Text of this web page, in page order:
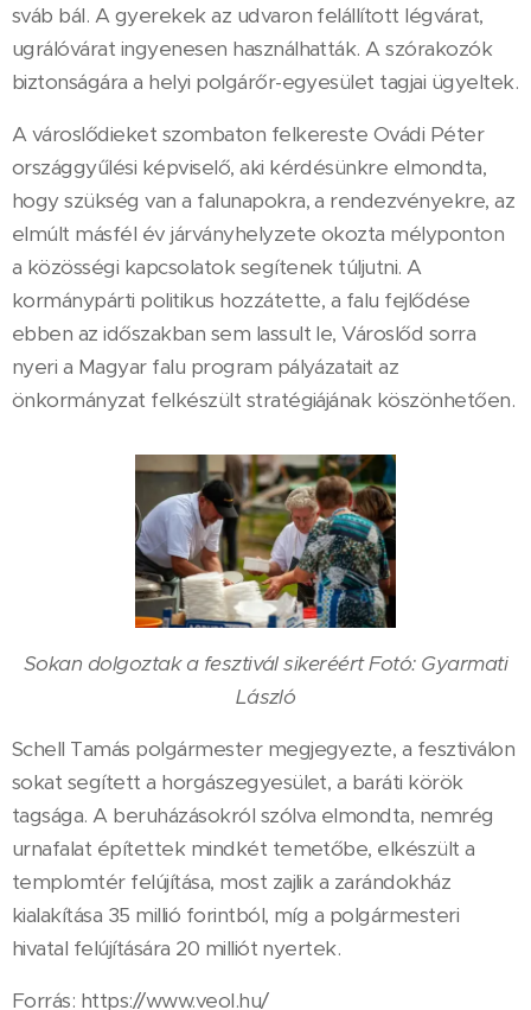
sváb bál. A gyerekek az udvaron felállított légvárat,
ugrálóvárat ingyenesen használhatták. A szórakozók
biztonságára a helyi polgárőr-egyesület tagjai ügyeltek.
A városlődieket szombaton felkereste Ovádi Péter
országgyűlési képviselő, aki kérdésünkre elmondta,
hogy szükség van a falunapokra, a rendezvényekre, az
elmúlt másfél év járványhelyzete okozta mélyponton
a közösségi kapcsolatok segítenek túljutni. A
kormánypárti politikus hozzátette, a falu fejlődése
ebben az időszakban sem lassult le, Városlőd sorra
nyeri a Magyar falu program pályázatait az
önkormányzat felkészült stratégiájának köszönhetően.
Sokan dolgoztak a fesztivál sikeréért Fotó: Gyarmati
László
Schell Tamás polgármester megjegyezte, a fesztiválon
sokat segített a horgászegyesület, a baráti körök
tagsága. A beruházásokról szólva elmondta, nemrég
urnafalat építettek mindkét temetőbe, elkészült a
templomtér felújítása, most zajlik a zarándokház
kialakítása 35 millió forintból, míg a polgármesteri
hivatal felújítására 20 milliót nyertek.
Forrás: https://www.veol.hu/